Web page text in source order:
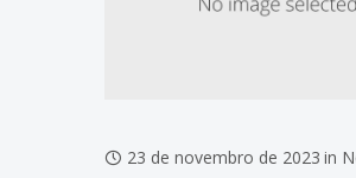
23 de novembro de 2023 in